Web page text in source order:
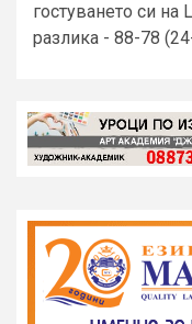
гостуването си
разлика - 88-78